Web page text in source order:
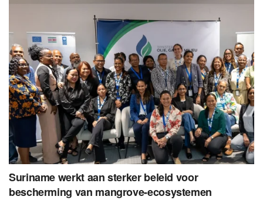
Suriname werkt aan sterker beleid voor
bescherming van mangrove-ecosystemen